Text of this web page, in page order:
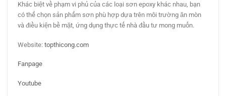
Khác biệt về phạm vi phủ của các loại sơn epoxy khác nhau, bạn
có thể chọn sản phẩm sơn phù hợp dựa trên môi trường ăn mòn
và điều kiện bề mặt, ứng dụng thực tế nhà đầu tư mong muốn.
Website:topthicong.com
Fanpage
Youtube